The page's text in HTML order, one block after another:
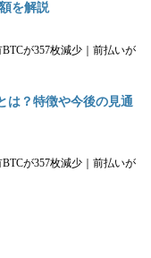
あれば簡単に
トさえ保有していれ
応しているので、初め
タリだと言えるでしょ
を解説
が357枚減少｜前払いが
は？特徴や今後の見通
が357枚減少｜前払いが